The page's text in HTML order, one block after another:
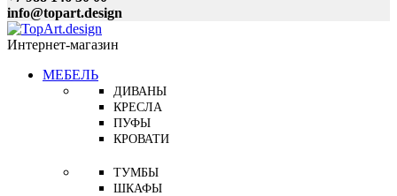
info@topart.design
Интернет-магазин
МЕБЕЛЬ
ДИВАНЫ
КРЕСЛА
ПУФЫ
КРОВАТИ
ТУМБЫ
ШКАФЫ